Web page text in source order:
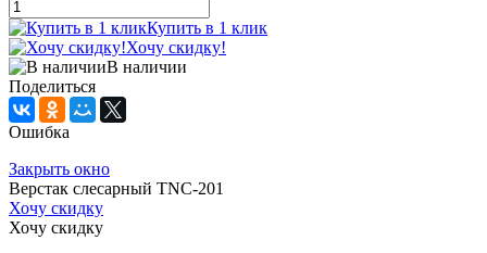
Купить в 1 клик
Хочу скидку!
В наличии
Поделиться
Ошибка
Закрыть окно
Верстак слесарный TNC-201
Хочу скидку
Хочу скидку